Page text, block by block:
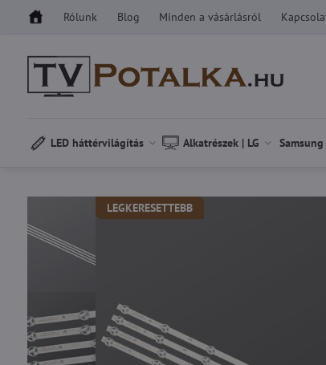
Rólunk Blog Minden a vásárlásról
LED háttérvilágítás Alkatrészek | LG Samsung
LEGKERESETTEBB